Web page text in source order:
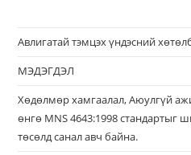
Авлигатай тэмцэх үндэсний
МЭДЭГДЭЛ
Хөдөлмөр хамгаалал, Аюулгүй
өнгө MNS 4643:1998 стандартыг
төсөлд санал авч байна.